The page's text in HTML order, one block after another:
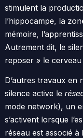
stimulent la
l’hippocampe, la
mémoire,
Autrement dit, le
reposer » le
D’autres travaux en
silence active le
mode network), un
s’activent lorsque
réseau est associé